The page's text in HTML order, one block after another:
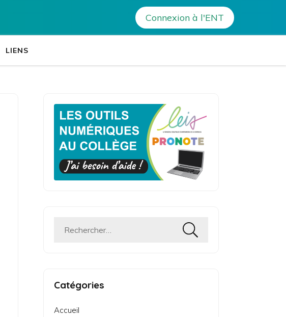
Connexion à l'ENT
LIENS
Rechercher :
Catégories
Accueil